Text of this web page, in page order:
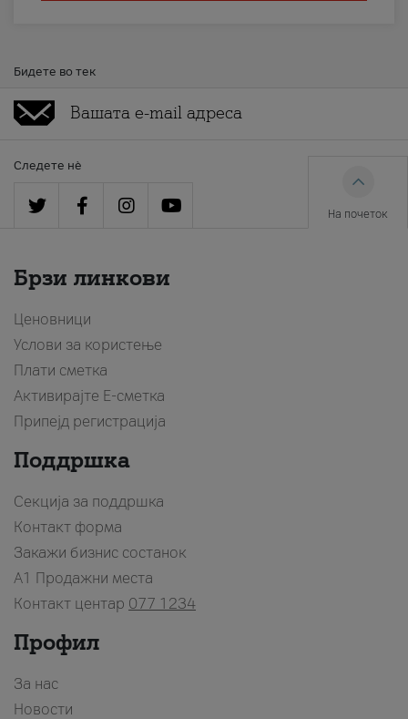
Бидете во тек
Следете нè
На почеток
Брзи линкови
Ценовници
Услови за користење
Плати сметка
Активирајте Е-сметка
Припејд регистрација
Поддршка
Секција за поддршка
Контакт форма
Закажи бизнис состанок
A1 Продажни места
Контакт центар 077 1234
Профил
За нас
Новости